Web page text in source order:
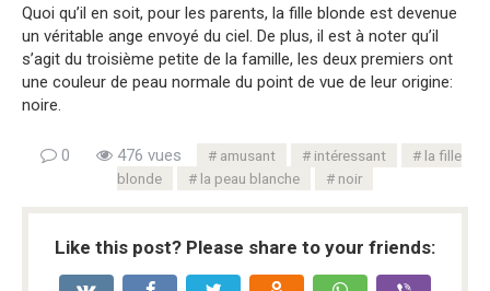
Quoi qu’il en soit, pour les parents, la fille blonde est devenue
un véritable ange envoyé du ciel. De plus, il est à noter qu’il
s’agit du troisième petite de la famille, les deux premiers ont
une couleur de peau normale du point de vue de leur origine:
noire.
0 476 vues amusant intéressant
la fille
blonde
la peau blanche noir
Like this post? Please share to your friends: